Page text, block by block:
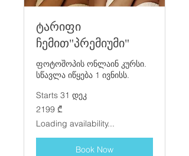
ტარიფი
ჩემით"პრემიუმი"
ფოტოშოპის ონლაინ კურსი.
სწავლა იწყება 1 ივნისს.
Starts 31 დეკ
2199
ქართული
2199 ₾
Loading availability...
Book Now